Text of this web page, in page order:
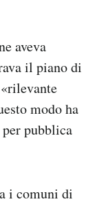
aveva
il piano di
modo ha
pubblica
i comuni di